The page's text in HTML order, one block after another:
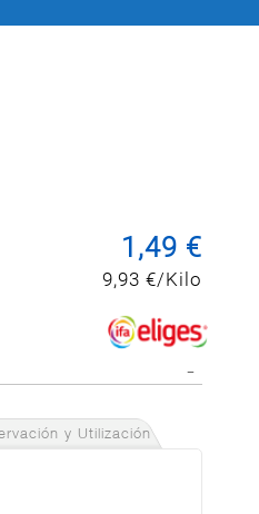
1,49 €
9,93 €/Kilo
y Utilización